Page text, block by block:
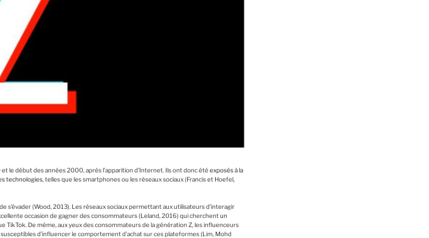
le début des années 2000, après l’apparition d’Internet. Ils ont donc étéexposés à la
technologies , telles que les smartphones ou les réseaux sociaux (Francis et Hoefel,
s’évader (Wood, 2013). Les réseaux sociaux permettant aux utilisateurs d’interagir
occasion de gagner des consommateurs (Leland, 2016) qui cherchentun
TikTok. De même, aux yeux des consommateurs de la génération Z, les influenceurs
d’influencer le comportement d’achat sur ces plateformes (Lim, Mohd